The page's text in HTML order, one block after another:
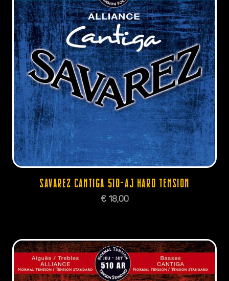
SAVAREZ CANTIGA 510-AJ HARD TENSION
€18,00